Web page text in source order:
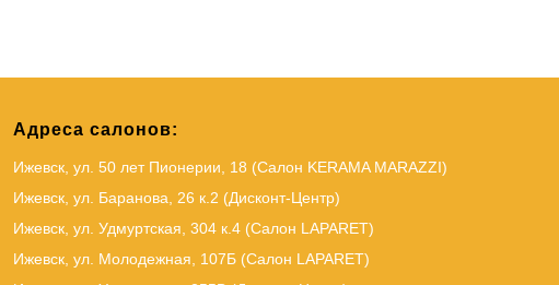
Адреса салонов:
Ижевск, ул. 50 лет Пионерии, 18 (Салон KERAMA MARAZZI)
Ижевск, ул. Баранова, 26 к.2 (Дисконт-Центр)
Ижевск, ул. Удмуртская, 304 к.4 (Салон LAPARET)
Ижевск, ул. Молодежная, 107Б (Салон LAPARET)